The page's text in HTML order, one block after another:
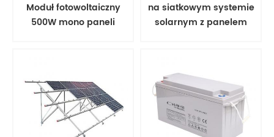
Moduł fotowoltaiczny
500W mono paneli
na siatkowym systemie
solarnym z panelem